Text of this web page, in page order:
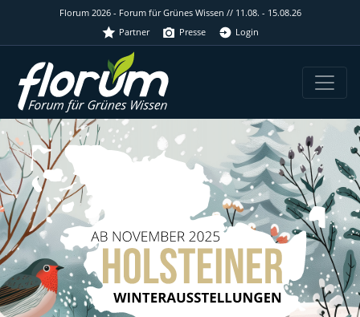
Florum 2026 - Forum für Grünes Wissen // 11.08. - 15.08.26
Partner
Presse Login